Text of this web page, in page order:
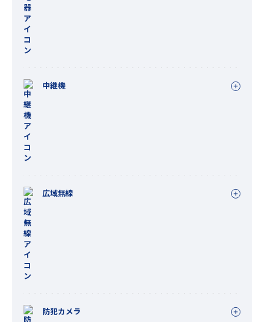
中継機
広域無線
防犯カメラ